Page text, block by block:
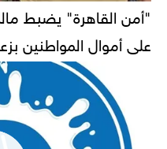
"أمن القاهرة" يضبط
على أموال المواطنين